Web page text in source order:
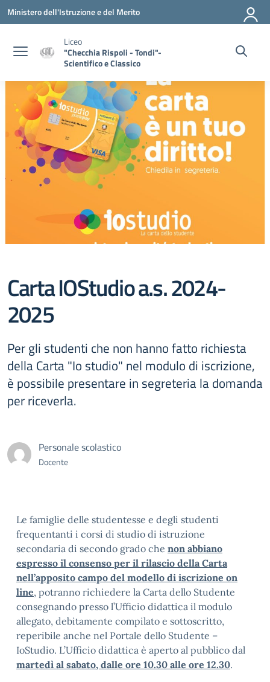
Vai ai contenuti
Vai al menu di navigazione
Vai al footer
Ministero dell'Istruzione e del Merito
Liceo
"Checchia Rispoli - Tondi"-
Scientifico e Classico
Carta IOStudio a.s. 2024-
2025
Per gli studenti che non hanno fatto richiesta
della Carta "Io studio" nel modulo di iscrizione,
è possibile presentare in segreteria la domanda
per riceverla.
Personale scolastico
Docente
Le famiglie delle studentesse e degli studenti
frequentanti i corsi di studio di istruzione
secondaria di secondo grado che non abbiano
espresso il consenso per il rilascio della Carta
nell’apposito campo del modello di iscrizione on
line, potranno richiedere la Carta dello Studente
consegnando presso l’Ufficio didattica il modulo
allegato, debitamente compilato e sottoscritto,
reperibile anche nel Portale dello Studente –
IoStudio. L’Ufficio didattica è aperto al pubblico dal
martedì al sabato, dalle ore 10.30 alle ore 12.30.